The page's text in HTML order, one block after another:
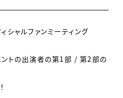
シャルファンミーティング
トの出演者の第1部 / 第2部の